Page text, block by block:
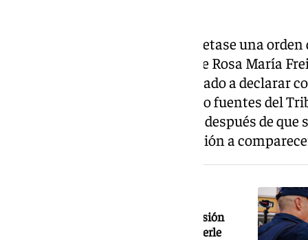
48 horas después de que se decretase una
agitador Vito Quiles, la jueza que Rosa María
magistrada, en cambio, le ha citado a declarar
20 de julio, según han informado fuentes del
Madrid. Dicha decisión se toma después de
causa y comunicara su disposición a
La Policía acude a la sede de la televisión
donde trabaja Vito Quiles para detenerle